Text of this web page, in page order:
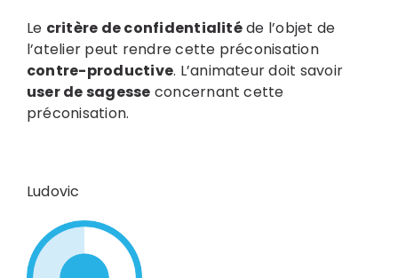
Le critère de confidentialitéde l’objet de
l’atelier peut rendre cette préconisation
contre-productive. L’animateur doit savoir
user de sagesse concernant cette
préconisation.
Ludovic